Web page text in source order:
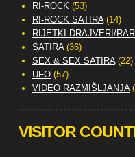
RI-ROCK(53)
RI-ROCK SATIRA(14)
RIJETKI DRAJVERI/
SATIRA(36)
SEX & SEX SATIRA(22)
UFO(57)
VIDEO RAZMIŠLJANJA
VISITOR